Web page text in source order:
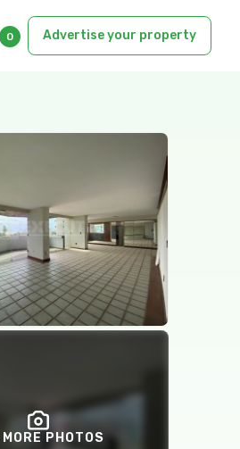
0 Advertise your property
PHOTOS